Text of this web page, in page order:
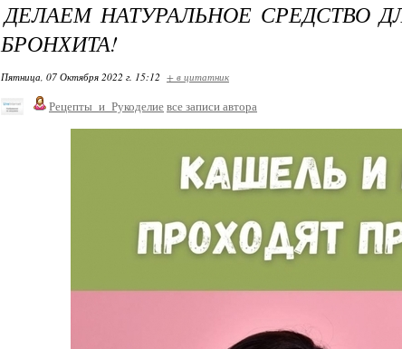
ДЕЛАЕМ НАТУРАЛЬНОЕ СРЕДСТВО
БРОНХИТА!
Пятница, 07 Октября 2022 г. 15:12 + в цитатник
Рецепты_и_Рукоделие все записи автора